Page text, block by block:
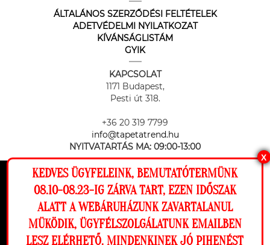
Ez a weboldal cookie-kat használ, hogy a
lehető legjobb élményt nyújtsa honlapunkon.
Beállítások
ÁLTALÁNOS SZERZŐDÉSI FELTÉTELEK
ADETVÉDELMI NYILATKOZAT
KÍVÁNSÁGLISTÁM
GYIK
KAPCSOLAT
1171 Budapest,
Pesti út 318.
+36 20 319 7799
info@tapetatrend.hu
NYITVATARTÁS MA: 09:00-13:00
Az online fizetést a Barion Payment Zrt. biztosítja, MNB engedély
száma: H-EN-I-1064/2013
X
KEDVES ÜGYFELEINK, BEMUTATÓTERMÜNK
08.10-08.23-IG ZÁRVA TART, EZEN IDŐSZAK
ALATT A WEBÁRUHÁZUNK ZAVARTALANUL
MÜKÖDIK, ÜGYFÉLSZOLGÁLATUNK EMAILBEN
LESZ ELÉRHETŐ. MINDENKINEK JÓ PIHENÉST